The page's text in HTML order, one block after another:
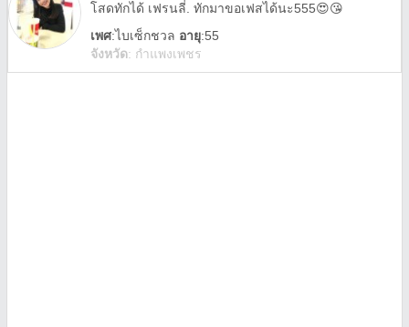
โสดทักได้ เฟรนลี่. ทักมาขอเฟสได้นะ555😍😘
เพศ:ไบเซ็กชวล อายุ:55
จังหวัด: กำแพงเพชร